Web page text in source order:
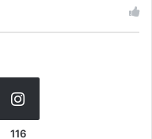
116